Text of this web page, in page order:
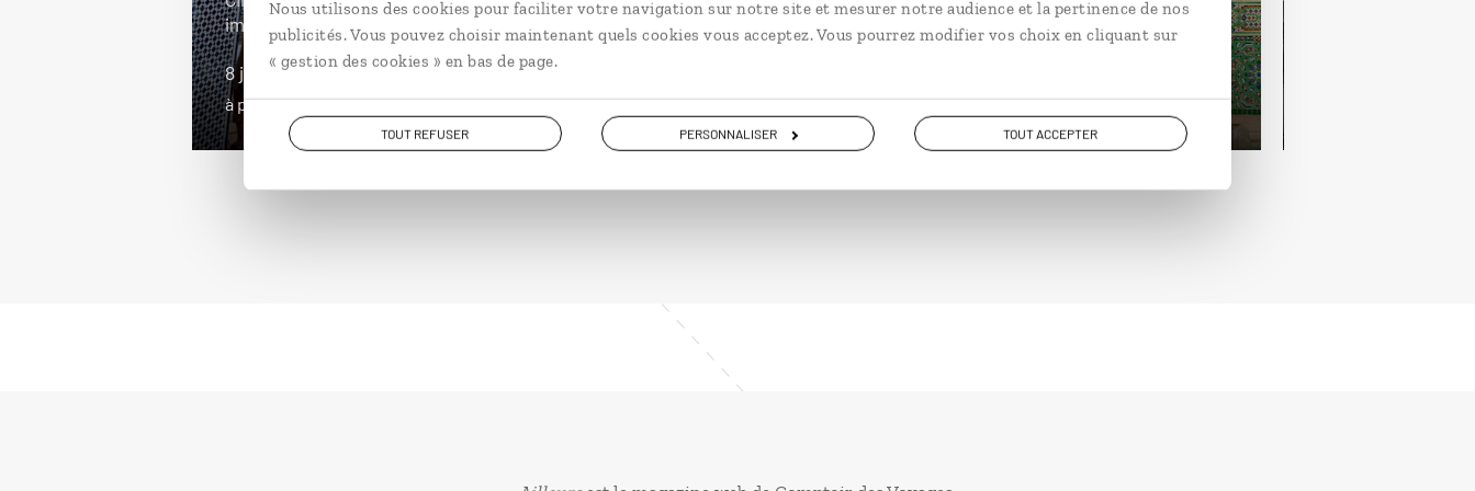
Nous utilisons des cookies pour faciliter votre navigation sur notre site et mesurer notre audience et la pertinence de nos
publicités. Vous pouvez choisir maintenant quels cookies vous acceptez. Vous pourrez modifier vos choix en cliquant sur
« gestion des cookies » en bas de page.
TOUT REFUSER PERSONNALISER TOUT ACCEPTER
impériales du Maroc.
8 jours / 7 nuits
à partir de 1650€ à partir de 870€
Marrakech…
à partir de 2040€